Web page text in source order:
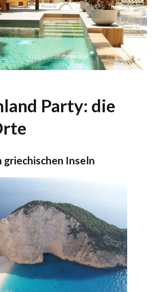
Party: die
griechischen Inseln